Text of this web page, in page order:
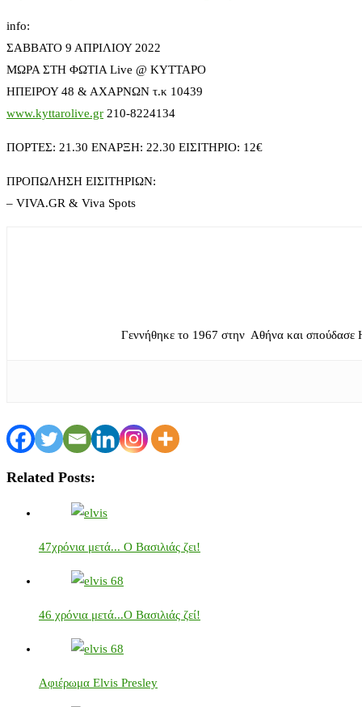
info:
ΣΑΒΒΑΤΟ 9 ΑΠΡΙΛΙΟΥ 2022
ΜΩΡΑ ΣΤΗ ΦΩΤΙΑ Live @ ΚΥΤΤΑΡΟ
ΗΠΕΙΡΟΥ 48 & ΑΧΑΡΝΩΝ τ.κ 10439
www.kyttarolive.gr 210-8224134
ΠΟΡΤΕΣ: 21.30 ΕΝΑΡΞΗ: 22.30 ΕΙΣΙΤΗΡΙΟ: 12€
ΠΡΟΠΩΛΗΣΗ ΕΙΣΙΤΗΡΙΩΝ:
– VIVA.GR & Viva Spots
Γεννήθηκε το 1967 στην Αθήνα και σπούδασε
Related Posts:
47χρόνια μετά... Ο Βασιλιάς ζει!
46 χρόνια μετά...Ο Βασιλιάς ζεί!
Αφιέρωμα Elvis Presley